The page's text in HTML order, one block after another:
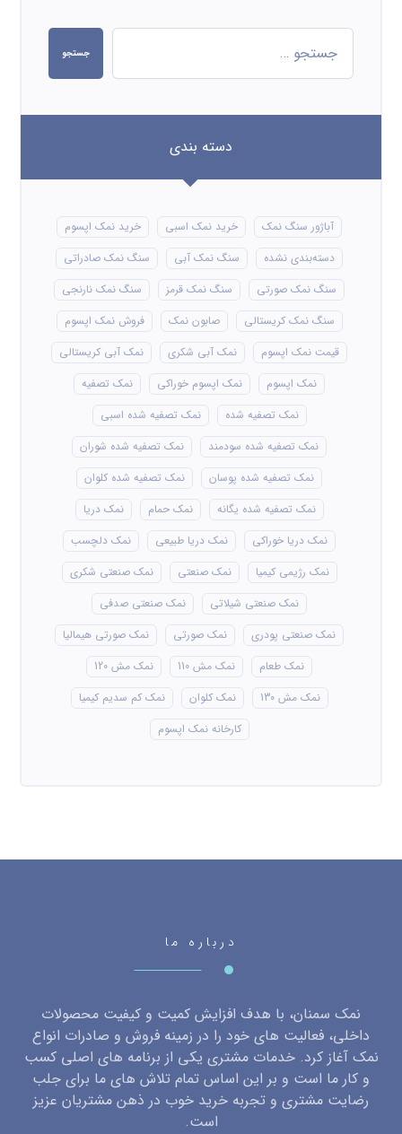
جستجو
دسته بندی
آباژور سنگ نمک خرید نمک اسبی
خرید نمک اپسوم
دسته‌بندی نشده
سنگ نمک آبی
سنگ نمک صادراتی
سنگ نمک صورتی
سنگ نمک قرمز
سنگ نمک نارنجی
سنگ نمک کریستالی
صابون نمک
فروش نمک اپسوم
قیمت نمک اپسوم
نمک آبی شکری
نمک آبی کریستالی
نمک اپسوم
نمک اپسوم خوراکی
نمک تصفیه
نمک تصفیه شده
نمک تصفیه شده اسبی
نمک تصفیه شده سودمند
نمک تصفیه شده شوران
نمک تصفیه شده پوسان
نمک تصفیه شده کلوان
نمک تصفیه شده یگانه
نمک حمام
نمک دریا
نمک دریا خوراکی
نمک دریا طبیعی
نمک دلچسب
نمک رژیمی کیمیا
نمک صنعتی
نمک صنعتی شکری
نمک صنعتی شیلاتی
نمک صنعتی صدفی
نمک صنعتی پودری
نمک صورتی
نمک صورتی هیمالیا
نمک طعام
نمک مش 110
نمک مش 120
نمک مش 130
نمک کلوان
نمک کم سدیم کیمیا
کارخانه نمک اپسوم
درباره ما
نمک سمنان، با هدف افزایش کمیت و کیفیت محصولات
داخلی، فعالیت های خود را در زمینه فروش و صادرات انواع
نمک آغاز کرد. خدمات مشتری یکی از برنامه های اصلی کسب
و کار ما است و بر این اساس تمام تلاش های ما برای جلب
رضایت مشتری و تجربه خرید خوب در ذهن مشتریان عزیز
است.